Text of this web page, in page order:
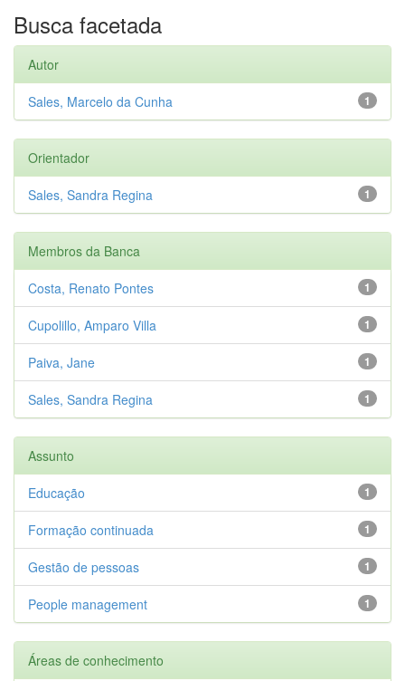
Busca facetada
Autor
1
Sales, Marcelo da Cunha
Orientador
1
Sales, Sandra Regina
Membros da Banca
1
Costa, Renato Pontes
1
Cupolillo, Amparo Villa
1
Paiva, Jane
1
Sales, Sandra Regina
Assunto
1
Educação
1
Formação continuada
1
Gestão de pessoas
1
People management
Áreas de conhecimento